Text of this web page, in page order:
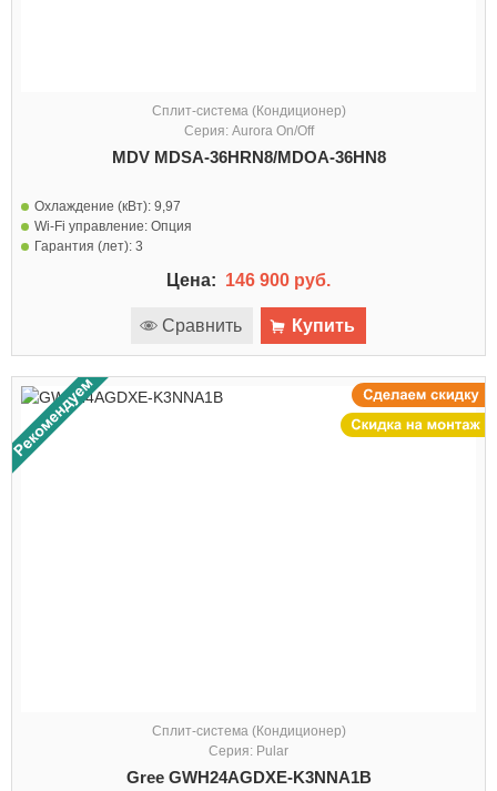
Сплит-система (Кондиционер)
Серия: Aurora On/Off
MDV MDSA-36HRN8/MDOA-36HN8
Охлаждение (кВт): 9,97
Wi-Fi управление: Опция
Гарантия (лет): 3
Цена: 146 900 руб.
Сравнить Купить
Сплит-система (Кондиционер)
Серия: Pular
Gree GWH24AGDXE-K3NNA1B